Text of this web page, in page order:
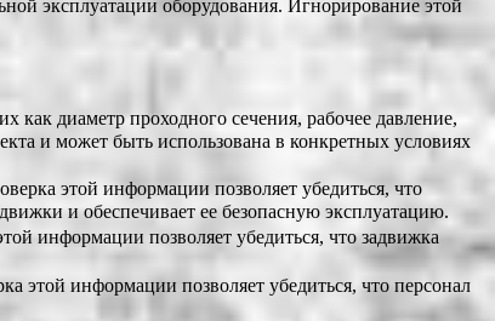
эксплуатации оборудования. Игнорирование этой
как диаметр проходного сечения, рабочее давление,
и может быть использована в конкретных условиях
этой информации позволяет убедиться, что
и обеспечивает ее безопасную эксплуатацию.
информации позволяет убедиться, что задвижка
этой информации позволяет убедиться, что персонал